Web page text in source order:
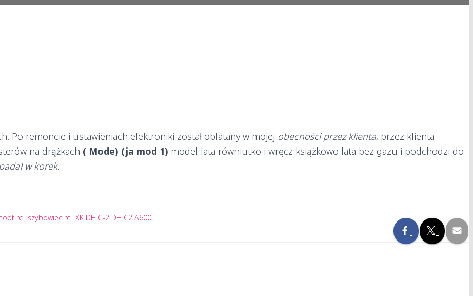
Po remoncie i ustawieniach elektroniki został oblatany w mojej obecności przez klienta, przez klienta
na drążkach ( Mode) (ja mod 1) model lata równiutko i wręcz książkowo lata bez gazu i podchodzi do
w korek.
rc szybowiec rc XK DH C-2 DH C2 A600